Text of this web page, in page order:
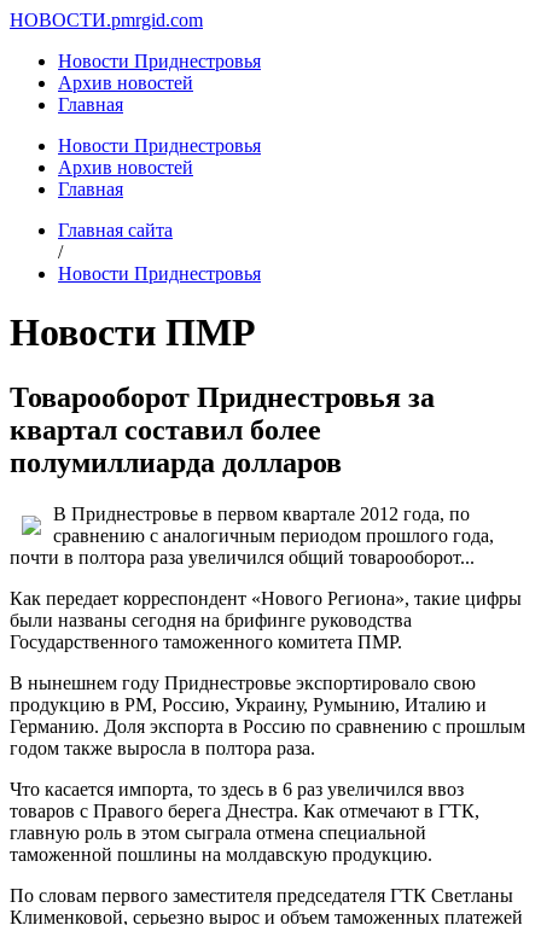
НОВОСТИ.pmrgid.com
Новости Приднестровья
Архив новостей
Главная
Новости Приднестровья
Архив новостей
Главная
Главная сайта
/
Новости Приднестровья
Новости ПМР
Товарооборот Приднестровья за
квартал составил более
полумиллиарда долларов
В Приднестровье в первом квартале 2012 года, по
сравнению с аналогичным периодом прошлого года,
почти в полтора раза увеличился общий товарооборот...
Как передает корреспондент «Нового Региона», такие цифры
были названы сегодня на брифинге руководства
Государственного таможенного комитета ПМР.
В нынешнем году Приднестровье экспортировало свою
продукцию в РМ, Россию, Украину, Румынию, Италию и
Германию. Доля экспорта в Россию по сравнению с прошлым
годом также выросла в полтора раза.
Что касается импорта, то здесь в 6 раз увеличился ввоз
товаров с Правого берега Днестра. Как отмечают в ГТК,
главную роль в этом сыграла отмена специальной
таможенной пошлины на молдавскую продукцию.
По словам первого заместителя председателя ГТК Светланы
Клименковой, серьезно вырос и объем таможенных платежей